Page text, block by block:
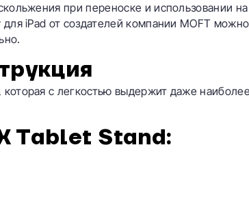
при переноске и использовании на
iPad от создателей компании MOFT можно
с легкостью выдержит даже
Tablet Stand: